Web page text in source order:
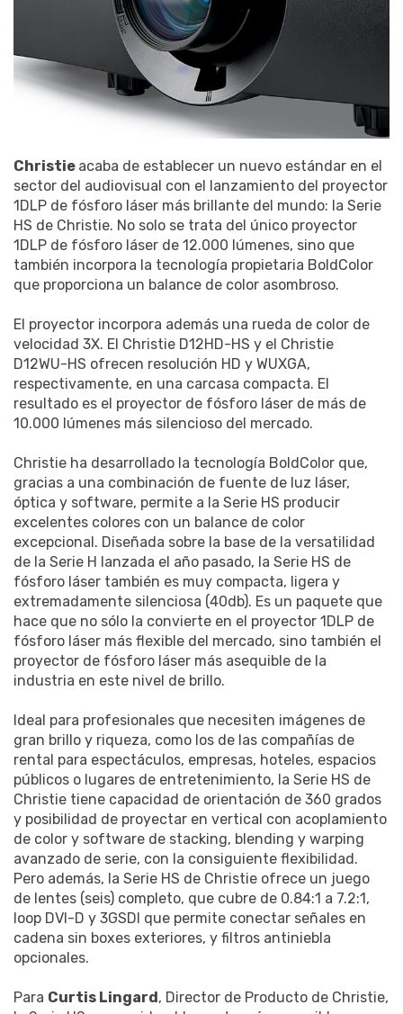
Christie acaba de establecer un nuevo estándar en el
sector del audiovisual con el lanzamiento del proyector
1DLP de fósforo láser más brillante del mundo: la Serie
HS de Christie. No solo se trata del único proyector
1DLP de fósforo láser de 12.000 lúmenes, sino que
también incorpora la tecnología propietaria BoldColor
que proporciona un balance de color asombroso.
El proyector incorpora además una rueda de color de
velocidad 3X. El Christie D12HD-HS y el Christie
D12WU-HS ofrecen resolución HD y WUXGA,
respectivamente, en una carcasa compacta. El
resultado es el proyector de fósforo láser de más de
10.000 lúmenes más silencioso del mercado.
Christie ha desarrollado la tecnología BoldColor que,
gracias a una combinación de fuente de luz láser,
óptica y software, permite a la Serie HS producir
excelentes colores con un balance de color
excepcional. Diseñada sobre la base de la versatilidad
de la Serie H lanzada el año pasado, la Serie HS de
fósforo láser también es muy compacta, ligera y
extremadamente silenciosa (40db). Es un paquete que
hace que no sólo la convierte en el proyector 1DLP de
fósforo láser más flexible del mercado, sino también el
proyector de fósforo láser más asequible de la
industria en este nivel de brillo.
Ideal para profesionales que necesiten imágenes de
gran brillo y riqueza, como los de las compañías de
rental para espectáculos, empresas, hoteles, espacios
públicos o lugares de entretenimiento, la Serie HS de
Christie tiene capacidad de orientación de 360 grados
y posibilidad de proyectar en vertical con acoplamiento
de color y software de stacking, blending y warping
avanzado de serie, con la consiguiente flexibilidad.
Pero además, la Serie HS de Christie ofrece un juego
de lentes (seis) completo, que cubre de 0.84:1 a 7.2:1,
loop DVI-D y 3GSDI que permite conectar señales en
cadena sin boxes exteriores, y filtros antiniebla
opcionales.
Para Curtis Lingard, Director de Producto de Christie,